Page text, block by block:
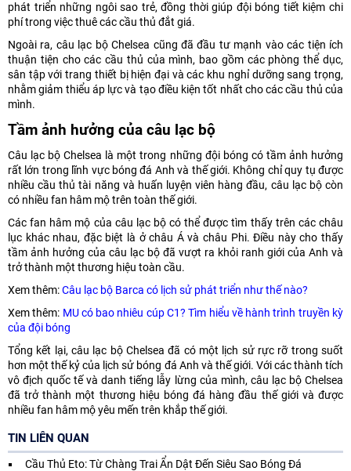
phát triển những ngôi sao trẻ, đồng thời giúp đội bóng tiết kiệm chi
phí trong việc thuê các cầu thủ đắt giá.
Ngoài ra, câu lạc bộ Chelsea cũng đã đầu tư mạnh vào các tiện ích
thuận tiện cho các cầu thủ của mình, bao gồm các phòng thể dục,
sân tập với trang thiết bị hiện đại và các khu nghỉ dưỡng sang trọng,
nhằm giảm thiểu áp lực và tạo điều kiện tốt nhất cho các cầu thủ của
mình.
Tầm ảnh hưởng của câu lạc bộ
Câu lạc bộ Chelsea là một trong những đội bóng có tầm ảnh hưởng
rất lớn trong lĩnh vực bóng đá Anh và thế giới. Không chỉ quy tụ được
nhiều cầu thủ tài năng và huấn luyện viên hàng đầu, câu lạc bộ còn
có nhiều fan hâm mộ trên toàn thế giới.
Các fan hâm mộ của câu lạc bộ có thể được tìm thấy trên các châu
lục khác nhau, đặc biệt là ở châu Á và châu Phi. Điều này cho thấy
tầm ảnh hưởng của câu lạc bộ đã vượt ra khỏi ranh giới của Anh và
trở thành một thương hiệu toàn cầu.
Xem thêm:Câu lạc bộ Barca có lịch sử phát triển như thế nào?
Xem thêm: MU có bao nhiêu cúp C1? Tìm hiểu về hành trình truyền kỳ
của đội bóng
Tổng kết lại, câu lạc bộ Chelsea đã có một lịch sử rực rỡ trong suốt
hơn một thế kỷ của lịch sử bóng đá Anh và thế giới. Với các thành tích
vô địch quốc tế và danh tiếng lẫy lừng của mình, câu lạc bộ Chelsea
đã trở thành một thương hiệu bóng đá hàng đầu thế giới và được
nhiều fan hâm mộ yêu mến trên khắp thế giới.
TIN LIÊN QUAN
Cầu Thủ Eto: Từ Chàng Trai Ẩn Dật Đến Siêu Sao Bóng Đá